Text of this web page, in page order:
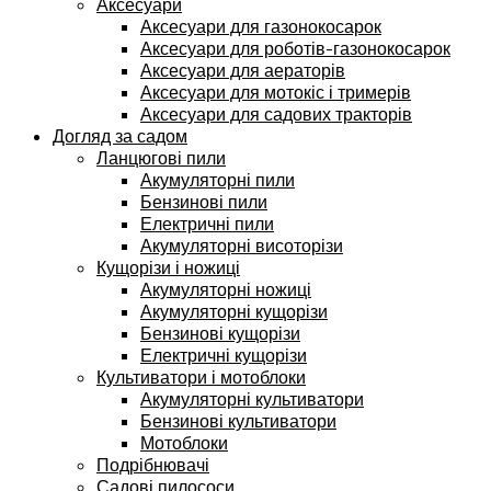
Аксесуари
Аксесуари для газонокосарок
Аксесуари для роботів-газонокосарок
Аксесуари для аераторів
Аксесуари для мотокіс і тримерів
Аксесуари для садових тракторів
Догляд за садом
Ланцюгові пили
Акумуляторні пили
Бензинові пили
Електричні пили
Акумуляторні висоторізи
Кущорізи і ножиці
Акумуляторні ножиці
Акумуляторні кущорізи
Бензинові кущорізи
Електричні кущорізи
Культиватори і мотоблоки
Акумуляторні культиватори
Бензинові культиватори
Мотоблоки
Подрібнювачі